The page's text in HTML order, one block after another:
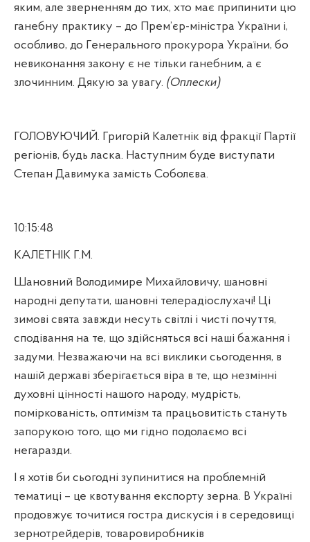
яким, але зверненням до тих, хто має припинити цю
ганебну практику – до Прем’єр-міністра України і,
особливо, до Генерального прокурора України, бо
невиконання закону є не тільки ганебним, а є
злочинним. Дякую за увагу. (Оплески)
ГОЛОВУЮЧИЙ. Григорій Калетнік від фракції Партії
регіонів, будь ласка. Наступним буде виступати
Степан Давимука замість Соболєва.
10:15:48
КАЛЕТНІК Г.М.
Шановний Володимире Михайловичу, шановні
народні депутати, шановні телерадіослухачі! Ці
зимові свята завжди несуть світлі і чисті почуття,
сподівання на те, що здійсняться всі наші бажання і
задуми. Незважаючи на всі виклики сьогодення, в
нашій державі зберігається віра в те, що незмінні
духовні цінності нашого народу, мудрість,
поміркованість, оптимізм та працьовитість стануть
запорукою того, що ми гідно подолаємо всі
негаразди.
І я хотів би сьогодні зупинитися на проблемній
тематиці – це квотування експорту зерна. В Україні
продовжує точитися гостра дискусія і в середовищі
зернотрейдерів, товаровиробників